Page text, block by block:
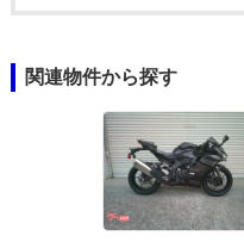
関連物件から探す